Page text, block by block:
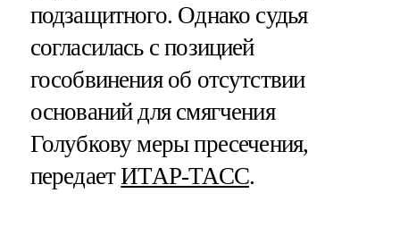
подзащитного. Однако судья
согласилась с позицией
гособвинения об отсутствии
оснований для смягчения
Голубкову меры пресечения,
передаетИТАР-ТАСС.